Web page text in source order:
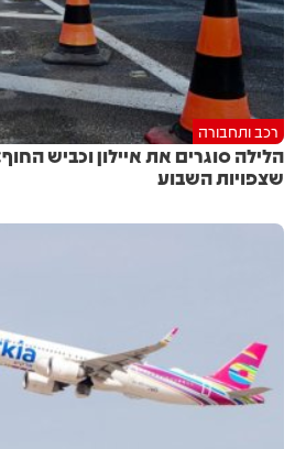
רכב ותחבורה
הלילה סוגרים את איילון וכביש
שצפויות השבוע